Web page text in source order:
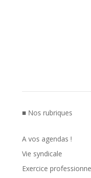
■ Nos rubriques
A vos agendas !
Vie syndicale
Exercice